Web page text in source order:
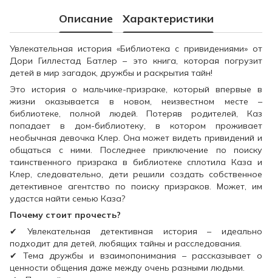
Описание Характеристики
Увлекательная история «Библиотека с привидениями» от
Дори Гиллестад Батлер – это книга, которая погрузит
детей в мир загадок, дружбы и раскрытия тайн!
Это история о мальчике-призраке, который впервые в
жизни оказывается в новом, неизвестном месте –
библиотеке, полной людей. Потеряв родителей, Каз
попадает в дом-библиотеку, в котором проживает
необычная девочка Клер. Она может видеть привидений и
общаться с ними. Последнее приключение по поиску
таинственного призрака в библиотеке сплотила Каза и
Клер, следовательно, дети решили создать собственное
детективное агентство по поиску призраков. Может, им
удастся найти семью Каза?
Почему стоит прочесть?
✔ Увлекательная детективная история – идеально
подходит для детей, любящих тайны и расследования.
✔ Тема дружбы и взаимопонимания – рассказывает о
ценности общения даже между очень разными людьми.